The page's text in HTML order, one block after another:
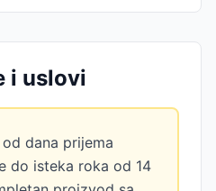
i uslovi
dana prijema
do isteka roka od 14